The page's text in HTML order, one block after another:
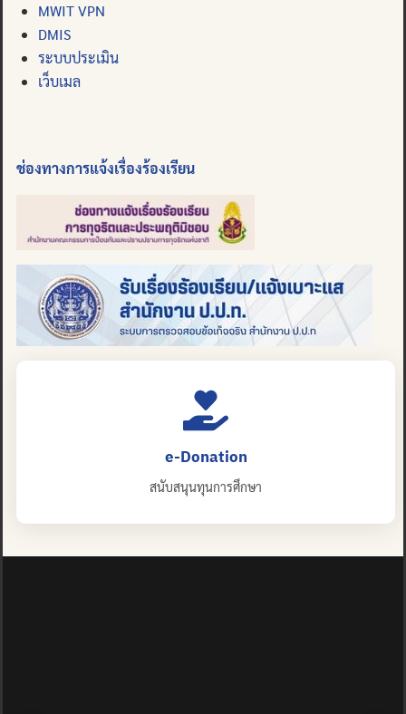
MWIT VPN
DMIS
ระบบประเมิน
เว็บเมล
ช่องทางการแจ้งเรื่องร้องเรียน
e-Donation
สนับสนุนทุนการศึกษา